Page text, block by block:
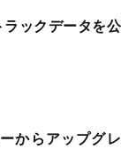
ラックデータを公
からアップグレ